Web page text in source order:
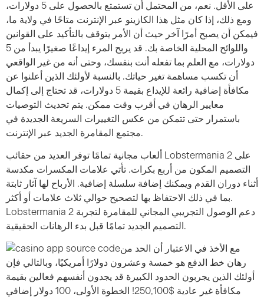
على الأقل. نعم، من المحتمل أن تستمتع بالحصول على 5 دولارات،
ومع ذلك، إذا كان مثل هذا الكازينو عبر الإنترنت متاحًا في ولاية ما،
فيمكن أن يصبح أمرًا آخر حيث أن الأمر يتوقف بالتأكيد على القوانين
واللوائح المحلية الخاصة بك. قد يربح المرء إيداعًا صغيرًا يبدأ من 5
دولارات، مع العلم بما تفعله أنت بنفسك، وحتى أنه من غير الواقعي
أن تكسب مساهمة تغير حياتك. بالنسبة لأولئك الذين أعلنوا عن
مكافأة إضافية رائعة للإيداع بقيمة 5 دولارات، قد تحتاج إلى إكمال
معايير الرهان في أقرب وقت ممكن. يتم تحديث التوصيات
باستمرار حتى تتمكن من عكس التغييرات السريعة الجديدة في
مجتمع المقامرة الجديد عبر الإنترنت.
ألعاب مجانية تمامًا توفر العديد من حقائب Lobstermania 2 على
التصميم المكون من أربع بكرات. تأتي علامات المكسرات مكدسة
أثناء دوران القدم ويمكنك إضافة سلسلة إضافية. الأرباح لها آثار ثابتة
بما في ذلك الاحتفاظ بها لتصحيح حوالي ثلاث علامات أو أكثر.
Lobstermania 2 دعم الوصول التجريبي المجاني للمقامرة لتجربة
التصميم الجديد تمامًا قبل بدء الرهانات الحقيقية.
مع الأخذ في الاعتبار أن الحد من
رهان خط الدفع هو خمسة وعشرون دولارًا أمريكيًا، وبالتالي فإن
أولئك الذين يجربون الحدود الكبيرة قد يجدون أنفسهم فعالين بقيمة
مكافأة غير عادية $250,100! الخطوة الأولى، 100 دولار إضافي